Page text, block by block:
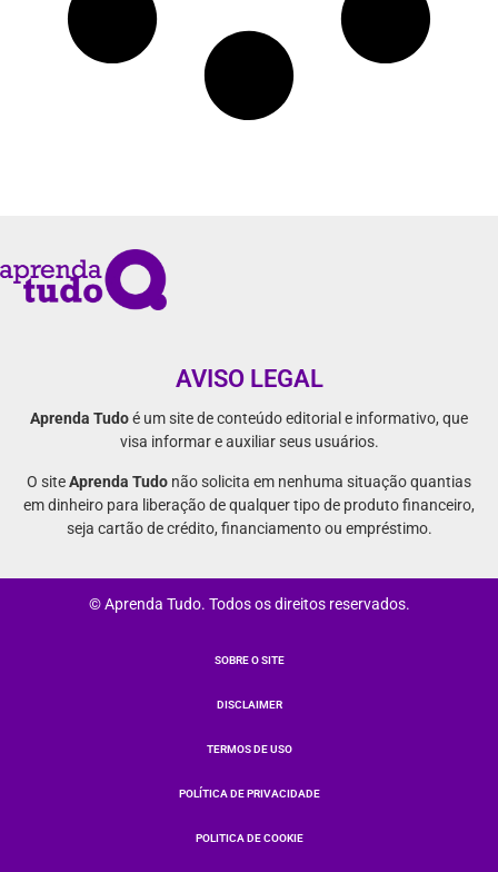
AVISO LEGAL
Aprenda Tudoé um site de conteúdo editorial e informativo, que
visa informar e auxiliar seus usuários.
O siteAprenda Tudo não solicita em nenhuma situação quantias
em dinheiro para liberação de qualquer tipo de produto financeiro,
seja cartão de crédito, financiamento ou empréstimo.
© Aprenda Tudo. Todos os direitos reservados.
SOBRE O SITE
DISCLAIMER
TERMOS DE USO
POLÍTICA DE PRIVACIDADE
POLITICA DE COOKIE